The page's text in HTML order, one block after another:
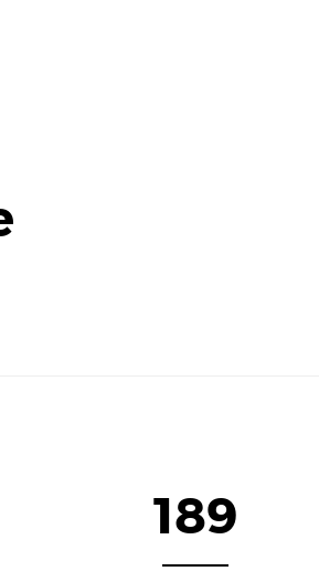
189